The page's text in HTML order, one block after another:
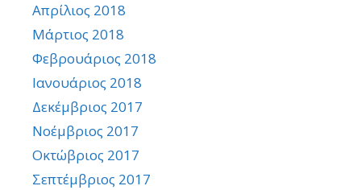
Απρίλιος 2018
Μάρτιος 2018
Φεβρουάριος 2018
Ιανουάριος 2018
Δεκέμβριος 2017
Νοέμβριος 2017
Οκτώβριος 2017
Σεπτέμβριος 2017